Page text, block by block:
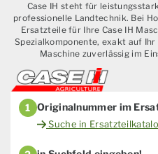
Case IH steht für
professionelle Landtechnik. Bei
Ersatzteile für Ihre Case IH
Spezialkomponente, exakt auf
Maschine zuverlässig im
1 Originalnummer im
Suche in